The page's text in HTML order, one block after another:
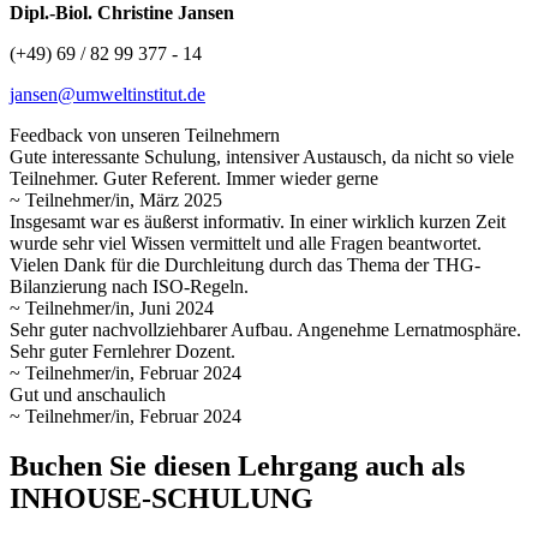
Dipl.-Biol. Christine Jansen
(+49) 69 / 82 99 377 - 14
jansen@umweltinstitut.de
Feedback von unseren Teilnehmern
Gute interessante Schulung, intensiver Austausch, da nicht so viele
Teilnehmer. Guter Referent. Immer wieder gerne
~ Teilnehmer/in, März 2025
Insgesamt war es äußerst informativ. In einer wirklich kurzen Zeit
wurde sehr viel Wissen vermittelt und alle Fragen beantwortet.
Vielen Dank für die Durchleitung durch das Thema der THG-
Bilanzierung nach ISO-Regeln.
~ Teilnehmer/in, Juni 2024
Sehr guter nachvollziehbarer Aufbau. Angenehme Lernatmosphäre.
Sehr guter Fernlehrer Dozent.
~ Teilnehmer/in, Februar 2024
Gut und anschaulich
~ Teilnehmer/in, Februar 2024
Buchen Sie diesen Lehrgang auch als
INHOUSE-SCHULUNG